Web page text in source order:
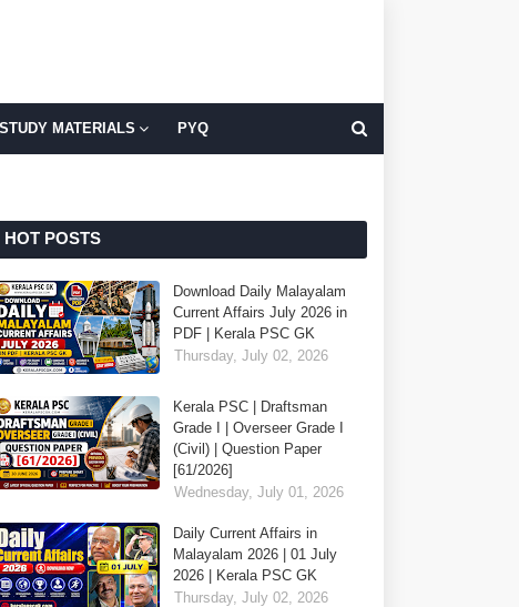
STUDY MATERIALS PYQ
HOT POSTS
Download Daily Malayalam
Current Affairs July 2026 in
PDF | Kerala PSC GK
Thursday, July 02, 2026
Kerala PSC | Draftsman
Grade I | Overseer Grade I
(Civil) | Question Paper
[61/2026]
Wednesday, July 01, 2026
Daily Current Affairs in
Malayalam 2026 | 01 July
2026 | Kerala PSC GK
Thursday, July 02, 2026